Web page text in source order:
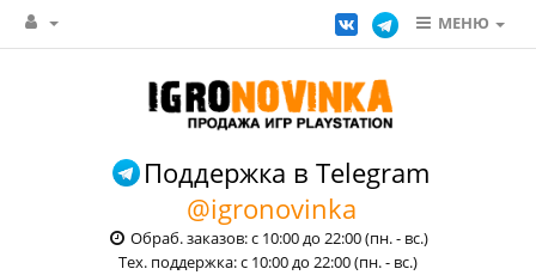
МЕНЮ
Поддержка в Telegram
@igronovinka
Обраб. заказов: с 10:00 до 22:00 (пн. - вс.)
Тех. поддержка: с 10:00 до 22:00 (пн. - вс.)